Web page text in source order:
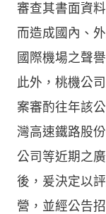
審查其書面資
而造成國內、
國際機場之聲譽
此外，桃機公
案審酌往年該
灣高速鐵路股
公司等近期之
後，爰決定以
營，並經公告